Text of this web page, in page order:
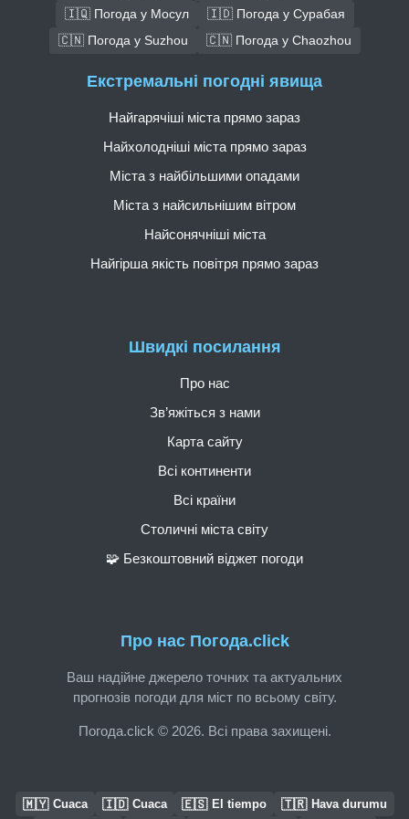
🇮🇶 Погода у Мосул
🇮🇩 Погода у Сурабая
🇨🇳 Погода у Suzhou
🇨🇳 Погода у Chaozhou
Про нас Погода.click
Ваш надійне джерело точних та актуальних
прогнозів погоди для міст по всьому світу.
Погода.click © 2026. Всі права захищені.
Швидкі посилання
Про нас
Зв’яжіться з нами
Карта сайту
Всі континенти
Всі країни
Столичні міста світу
🧩 Безкоштовний віджет погоди
Екстремальні погодні явища
Найгарячіші міста прямо зараз
Найхолодніші міста прямо зараз
Міста з найбільшими опадами
Міста з найсильнішим вітром
Найсонячніші міста
Найгірша якість повітря прямо зараз
🇲🇾 Cuaca 🇮🇩 Cuaca 🇪🇸 El tiempo 🇹🇷 Hava durumu